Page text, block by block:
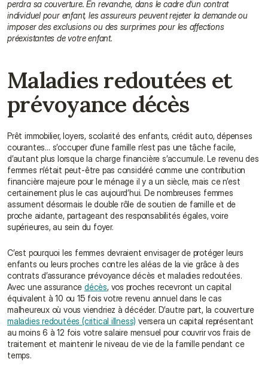
perdra sa couverture. En revanche, dans le cadre d’un contrat
individuel pour enfant, les assureurs peuvent rejeter la demande ou
imposer des exclusions ou des surprimes pour les affections
préexistantes de votre enfant.
Maladies redoutées et
prévoyance décès
Prêt immobilier, loyers, scolarité des enfants, crédit auto, dépenses
courantes… s’occuper d’une famille n’est pas une tâche facile,
d’autant plus lorsque la charge financière s’accumule. Le revenu des
femmes n’était peut-être pas considéré comme une contribution
financière majeure pour le ménage il y a un siècle, mais ce n’est
certainement plus le cas aujourd’hui. De nombreuses femmes
assument désormais le double rôle de soutien de famille et de
proche aidante, partageant des responsabilités égales, voire
supérieures, au sein du foyer.
C’est pourquoi les femmes devraient envisager de protéger leurs
enfants ou leurs proches contre les aléas de la vie grâce à des
contrats d’assurance prévoyance décès et maladies redoutées.
Avec une assurance décès, vos proches recevront un capital
équivalent à 10 ou 15 fois votre revenu annuel dans le cas
malheureux où vous viendriez à décéder. D’autre part, la couverture
maladies redoutées (critical illness) versera un capital représentant
au moins 6 à 12 fois votre salaire mensuel pour couvrir vos frais de
traitement et maintenir le niveau de vie de la famille pendant ce
temps.